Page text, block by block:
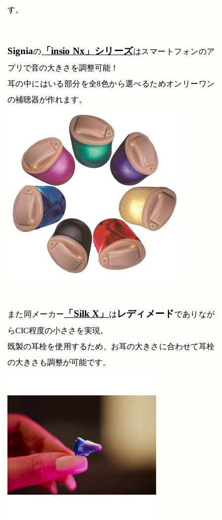
す。
Signiaの 「insio Nx」シリーズはスマートフォンのア
プリで音の大きさを調整可能！
耳の中にはいる部分を全8色から選べるためオンリーワン
の補聴器が作れます。
また同メーカー 「Silk X」 はレディメードでありなが
らCIC程度の小ささを実現。
既製の耳栓を使用するため、お耳の大きさに合わせて耳栓
の大きさも調整が可能です。